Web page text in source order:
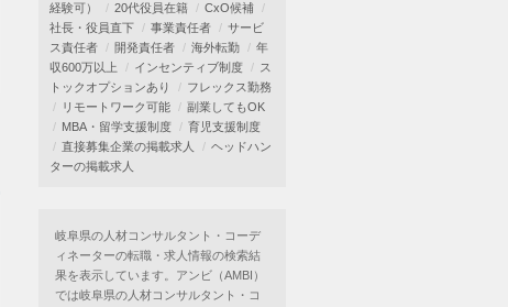
経験可）
20代役員在籍
CxO候補
社長・役員直下
事業責任者
サービ
ス責任者
開発責任者 海外転勤
年
収600万以上
インセンティブ制度
ス
トックオプションあり
フレックス勤務
リモートワーク可能
副業してもOK
MBA・留学支援制度
育児支援制度
直接募集企業の掲載求人
ヘッドハン
ターの掲載求人
岐阜県の人材コンサルタント・コーデ
ィネーターの転職・求人情報の検索結
果を表示しています。アンビ（AMBI）
では岐阜県の人材コンサルタント・コ